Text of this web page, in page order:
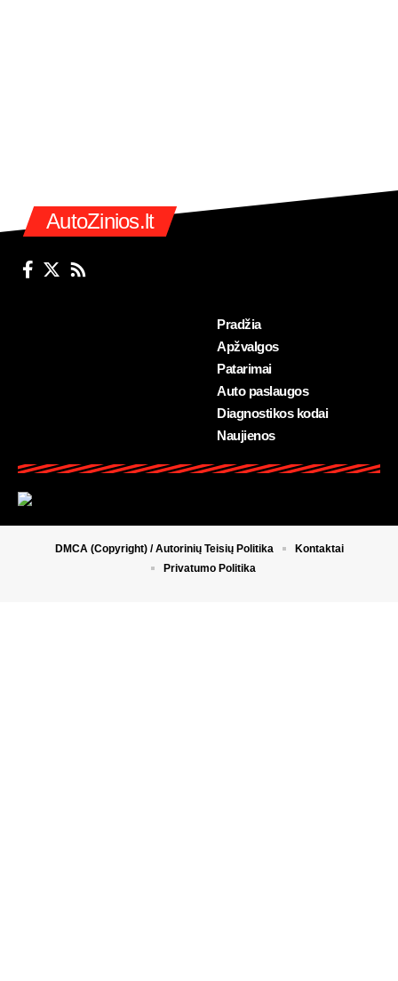
AutoZinios.lt
Pradžia
Apžvalgos
Patarimai
Auto paslaugos
Diagnostikos kodai
Naujienos
DMCA (Copyright) / Autorinių Teisių Politika
Kontaktai
Privatumo Politika